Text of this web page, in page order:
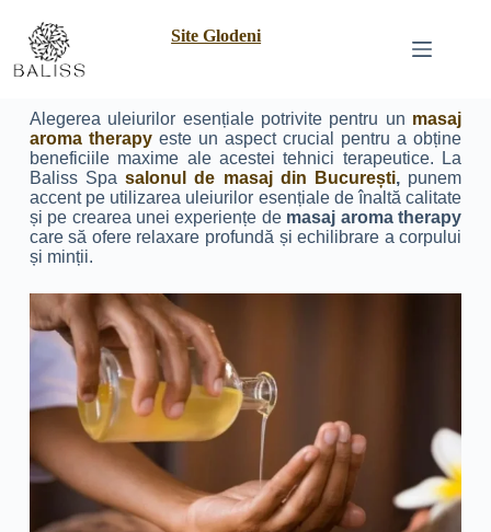
Site Glodeni
Alegerea uleiurilor esențiale potrivite pentru un masaj
aroma therapyeste un aspect crucial pentru a obține
beneficiile maxime ale acestei tehnici terapeutice. La
Baliss Spasalonul de masaj din București,punem
accent pe utilizarea uleiurilor esențiale de înaltă calitate
și pe crearea unei experiențe de masaj aroma therapy
care să ofere relaxare profundă și echilibrare a corpului
și minții.